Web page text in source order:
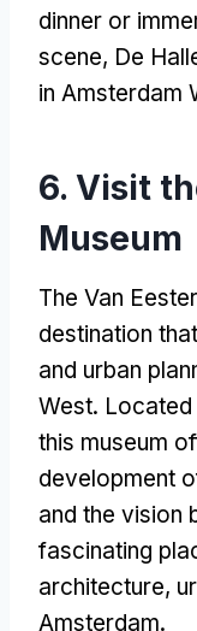
dinner or
scene, De
in Amsterdam
6. Visit
Museum
The Van
destination
and urban
West.
this museum
development
and the vision
fascinating
architecture,
Amsterdam.